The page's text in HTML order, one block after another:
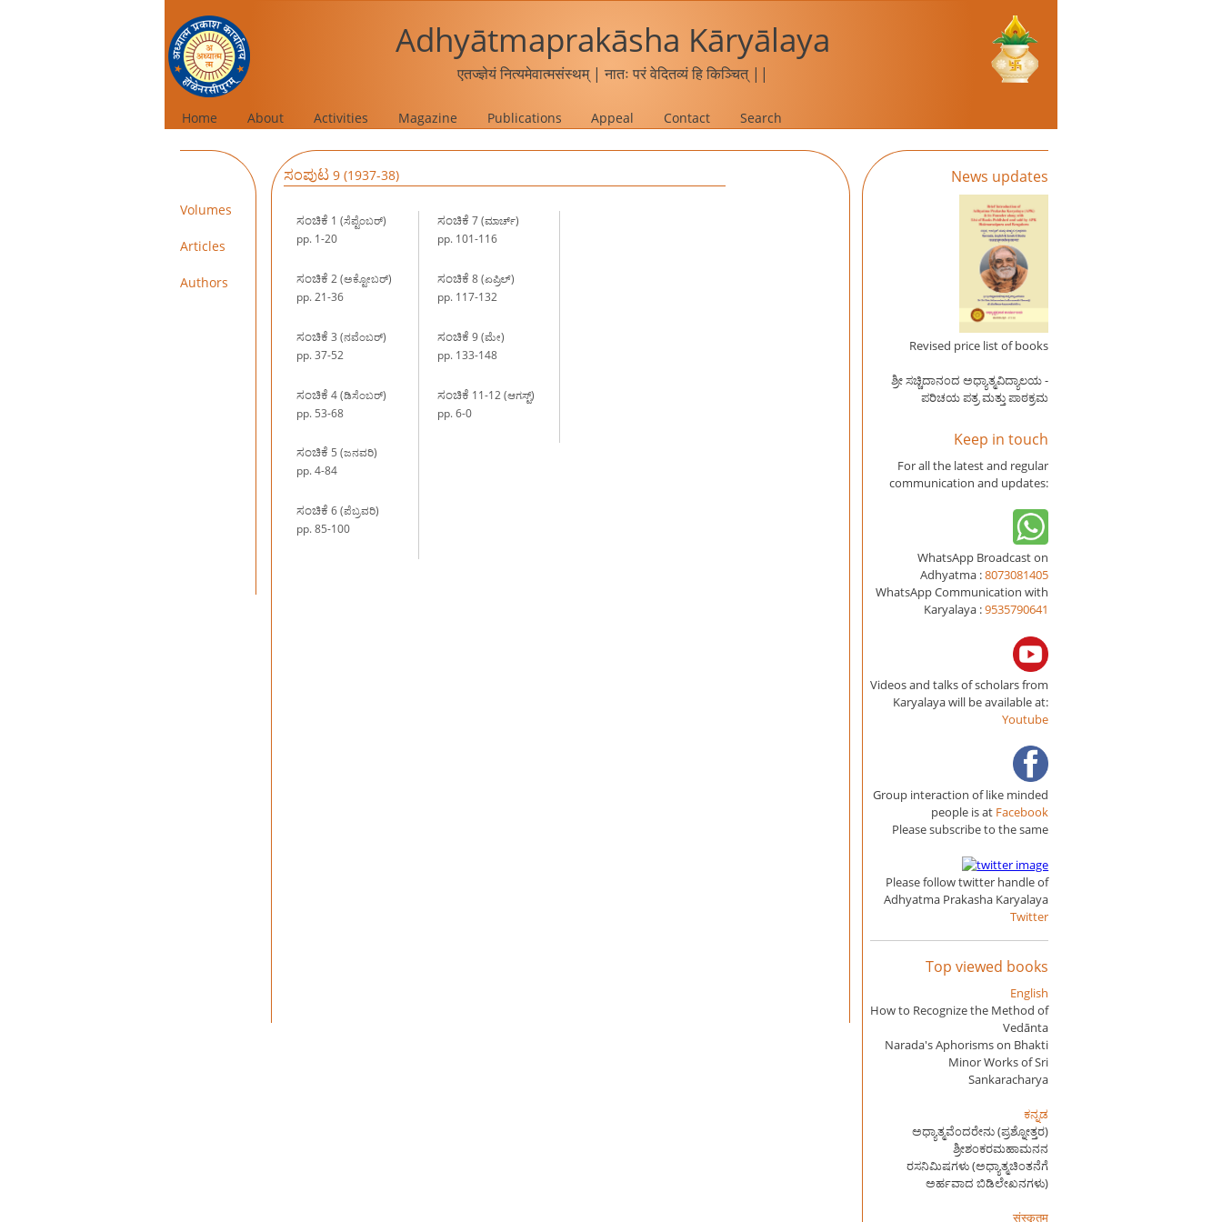
Adhyātmaprakāsha Kāryālaya
एतज्ज्ञेयं नित्यमेवात्मसंस्थम् | नातः परं वेदितव्यं हि किञ्चित् ||
Home About Activities Magazine Publications Appeal Contact Search
Volumes
Articles
Authors
ಸಂಪುಟ 9 (1937-38)
ಸಂಚಿಕೆ 1 (ಸೆಪ್ಟೆಂಬರ್)
pp. 1-20
ಸಂಚಿಕೆ 2 (ಅಕ್ಟೋಬರ್)
pp. 21-36
ಸಂಚಿಕೆ 3 (ನವೆಂಬರ್)
pp. 37-52
ಸಂಚಿಕೆ 4 (ಡಿಸೆಂಬರ್)
pp. 53-68
ಸಂಚಿಕೆ 5 (ಜನವರಿ)
pp. 4-84
ಸಂಚಿಕೆ 6 (ಪೆಬ್ರವರಿ)
pp. 85-100
ಸಂಚಿಕೆ 7 (ಮಾರ್ಚ್)
pp. 101-116
ಸಂಚಿಕೆ 8 (ಏಪ್ರಿಲ್)
pp. 117-132
ಸಂಚಿಕೆ 9 (ಮೇ)
pp. 133-148
ಸಂಚಿಕೆ 11-12 (ಆಗಸ್ಟ್)
pp. 6-0
News updates
Revised price list of books
ಶ್ರೀ ಸಚ್ಚಿದಾನಂದ ಅಧ್ಯಾತ್ಮವಿದ್ಯಾಲಯ -
ಪರಿಚಯ ಪತ್ರ ಮತ್ತು ಪಾಠಕ್ರಮ
Keep in touch
For all the latest and regular
communication and updates:
WhatsApp Broadcast on
Adhyatma :8073081405
WhatsApp Communication with
Karyalaya :9535790641
Videos and talks of scholars from
Karyalaya will be available at:
Youtube
Group interaction of like minded
people is at Facebook
Please subscribe to the same
Please follow twitter handle of
Adhyatma Prakasha Karyalaya
Twitter
Top viewed books
English
How to Recognize the Method of
Vedānta
Narada's Aphorisms on Bhakti
Minor Works of Sri
Sankaracharya
ಕನ್ನಡ
ಅಧ್ಯಾತ್ಮವೆಂದರೇನು (ಪ್ರಶ್ನೋತ್ತರ)
ಶ್ರೀಶಂಕರಮಹಾಮನನ
ರಸನಿಮಿಷಗಳು (ಅಧ್ಯಾತ್ಮಚಿಂತನೆಗೆ
ಅರ್ಹವಾದ ಬಿಡಿಲೇಖನಗಳು)
संस्कृतम्